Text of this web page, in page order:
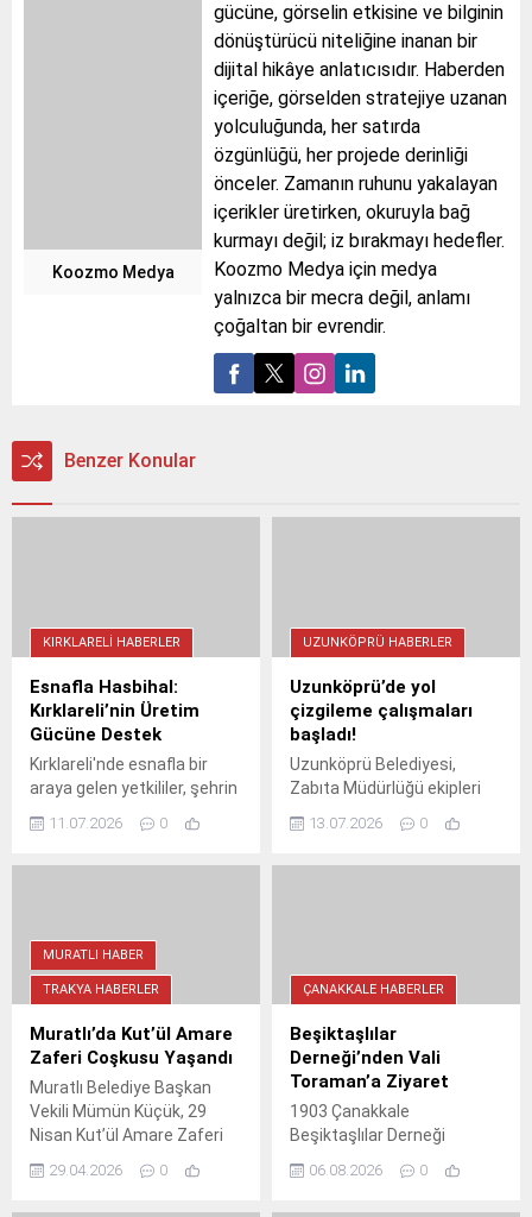
Koozmo Medya
gücüne, görselin etkisine ve bilginin
dönüştürücü niteliğine inanan bir
dijital hikâye anlatıcısıdır. Haberden
içeriğe, görselden stratejiye uzanan
yolculuğunda, her satırda
özgünlüğü, her projede derinliği
önceler. Zamanın ruhunu yakalayan
içerikler üretirken, okuruyla bağ
kurmayı değil; iz bırakmayı hedefler.
Koozmo Medya için medya
yalnızca bir mecra değil, anlamı
çoğaltan bir evrendir.
Benzer Konular
KIRKLARELI HABERLER
Esnafla Hasbihal:
Kırklareli’nin Üretim
Gücüne Destek
Kırklareli'nde esnafla bir
araya gelen yetkililer, şehrin
sağlayan esnafın öneri ve
oluşturuluyor. Esnafın güler
yüzü ve kıymetli görüşleri,
şehrin kalkınmasına ışık
tutuyor.
11.07.2026 0
UZUNKÖPRÜ HABERLER
Uzunköprü’de yol
çizgileme çalışmaları
başladı!
Uzunköprü Belediyesi,
Zabıta Müdürlüğü ekipleri
çalışmalarına başladı.
sağlayacak. Vatandaşların
geçici trafik işaretlerine
uyması istendi.
13.07.2026 0
MURATLI HABER
TRAKYA HABERLER
Muratlı’da Kut’ül Amare
Zaferi Coşkusu Yaşandı
Muratlı Belediye Başkan
Vekili Mümün Küçük, 29
Nisan Kut’ül Amare Zaferi
dolayısıyla düzenlenen
anma programına katıldı.
29.04.2026 0
ÇANAKKALE HABERLER
Beşiktaşlılar
Derneği’nden Vali
Toraman’a Ziyaret
1903 Çanakkale
Beşiktaşlılar Derneği
Başkanı Aydın Sevinç ve
yeni yönetim kurulu, Vali
06.08.2026 0